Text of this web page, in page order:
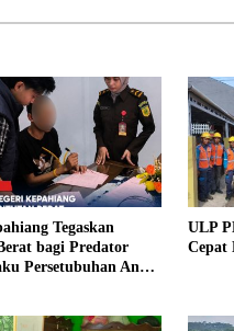
Tegaskan
bagi Predator
Persetubuhan Anak
ULP
Cepat